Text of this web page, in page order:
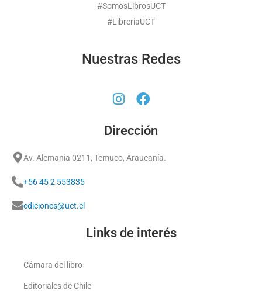
#SomosLibrosUCT
#LibreriaUCT
Nuestras Redes
Dirección
Av. Alemania 0211, Temuco, Araucanía.
+56 45 2 553835
ediciones@uct.cl
Links de interés
Cámara del libro
Editoriales de Chile